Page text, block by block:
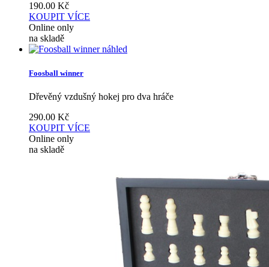
190.00 Kč
KOUPIT VÍCE
Online only
na skladě
náhled
Foosball winner
Dřevěný vzdušný hokej pro dva hráče
290.00 Kč
KOUPIT VÍCE
Online only
na skladě